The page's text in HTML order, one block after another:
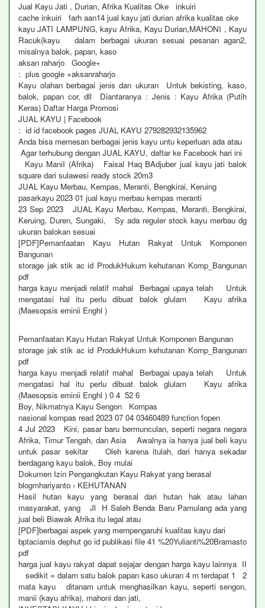
Jual Kayu Jati , Durian, Afrika Kualitas Oke inkuiri
cache inkuiri farh aan14 jual kayu jati durian afrika kualitas oke
kayu JATI LAMPUNG, kayu Afrika, Kayu Durian,MAHONI , Kayu
Racuk(kayu dalam berbagai ukuran sesuai pesanan agan2,
misalnya balok, papan, kaso
aksan raharjo Google+
: plus google +aksanraharjo
Kayu olahan berbagai jenis dan ukuran Untuk bekisting, kaso,
balok, papan cor, dll Diantaranya : Jenis : Kayu Afrika (Putih
Keras) Daftar Harga Promosi
JUAL KAYU | Facebook
: id id facebook pages JUAL KAYU 279282932135962
Anda bisa memesan berbagai jenis kayu untu keperluan ada atau
Agar terhubung dengan JUAL KAYU, daftar ke Facebook hari ini
Kayu ManiI (Afrika) Faisal Haq BAdjuber jual kayu jati balok
square dari sulawesi ready stock 20m3
JUAL Kayu Merbau, Kempas, Meranti, Bengkirai, Keruing
pasarkayu 2023 01 jual kayu merbau kempas meranti
23 Sep 2023 JUAL Kayu Merbau, Kempas, Meranti, Bengkirai,
Keruing, Duren, Sungaki, Sy ada reguler stock kayu merbau dg
ukuran balokan sesuai
[PDF]Pemanfaatan Kayu Hutan Rakyat Untuk Komponen
Bangunan
storage jak stik ac id ProdukHukum kehutanan Komp_Bangunan
pdf
harga kayu menjadi relatif mahal Berbagai upaya telah Untuk
mengatasi hal itu perlu dibuat balok glulam Kayu afrika
(Maesopsis eminii Enghl )
Pemanfaatan Kayu Hutan Rakyat Untuk Komponen Bangunan
storage jak stik ac id ProdukHukum kehutanan Komp_Bangunan
pdf
harga kayu menjadi relatif mahal Berbagai upaya telah Untuk
mengatasi hal itu perlu dibuat balok glulam Kayu afrika
(Maesopsis eminii Enghl ) 0 4 52 6
Boy, Nikmatnya Kayu Sengon Kompas
nasional kompas read 2023 07 04 03460489 function fopen
4 Jul 2023 Kini, pasar baru bermunculan, seperti negara negara
Afrika, Timur Tengah, dan Asia Awalnya ia hanya jual beli kayu
untuk pasar sekitar Oleh karena itulah, dari hanya sekadar
berdagang kayu balok, Boy mulai
Dokumen Izin Pengangkutan Kayu Rakyat yang berasal
blogmhariyanto › KEHUTANAN
Hasil hutan kayu yang berasal dari hutan hak atau lahan
masyarakat, yang Jl H Saleh Benda Baru Pamulang ada yang
jual beli Biawak Afrika itu legal atau
[PDF]berbagai aspek yang mempengaruhi kualitas kayu dari
bptaciamis dephut go id publikasi file 41 %20Yulianti%20Bramasto
pdf
harga jual kayu rakyat dapat sejajar dengan harga kayu lainnya II
sedikit = dalam satu balok papan kaso ukuran 4 m terdapat 1 2
mata kayu ditanam untuk menghasilkan kayu, seperti sengon,
manii (kayu afrika), mahoni dan jati,